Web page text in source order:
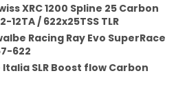
XRC 1200 Spline 25 Carbon
12TA / 622x25TSS TLR
Racing Ray Evo SuperRace
622
Italia SLR Boost flow Carbon